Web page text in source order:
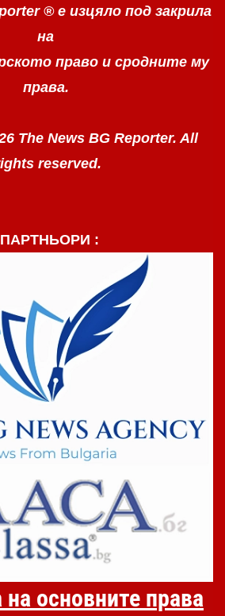
® е изцяло под закрила
на
право и сродните му
права.
The News BG Reporter. All
reserved.
ПАРТНЬОРИ :
основните права